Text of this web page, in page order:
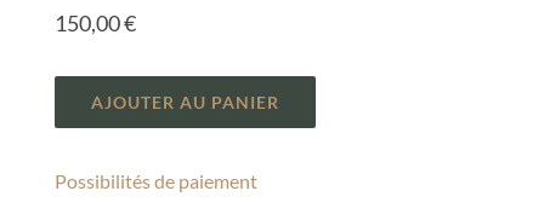
150,00€
AJOUTER AU PANIER
Possibilités de paiement